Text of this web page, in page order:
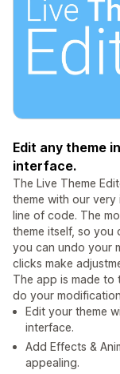
Edit any theme
interface.
The Live Theme
theme with our
line of code. The
theme itself, so you
you can undo your
clicks make
The app is made
do your
Edit your theme
interface.
Add Effects &
appealing.